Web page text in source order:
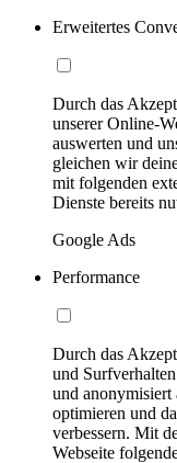
Erweitertes
Durch das
unserer Online-
auswerten und
gleichen wir
mit folgenden
Dienste bereits
Google Ads
Performance
Durch das
und
und anonymisiert
optimieren und
verbessern. Mit
Webseite